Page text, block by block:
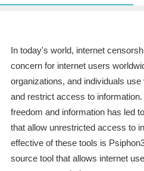
In today's world, internet
concern for internet users
organizations, and individuals
and restrict access to
freedom and information has led
that allow unrestricted access to
effective of these tools is
source tool that allows internet